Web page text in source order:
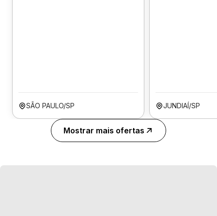
SÃO PAULO/SP JUNDIAÍ/SP
Mostrar mais ofertas